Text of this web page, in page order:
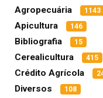
Agropecuária 1143
Apicultura 146
Bibliografia 15
Cerealicultura 415
Crédito Agrícola
Diversos 108